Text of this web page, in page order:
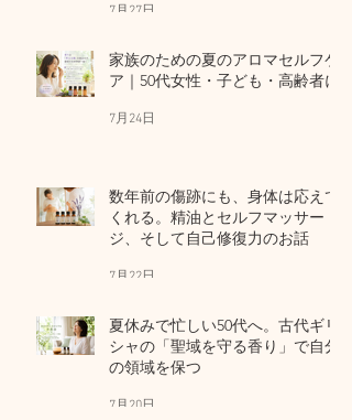
7月27日
家族のための夏のアロマセルフケ
ア｜50代女性・子ども・高齢者に
7月24日
数年前の傷跡にも、身体は応えて
くれる。精油とセルフマッサー
ジ、そして自己修復力のお話
7月22日
夏休みで忙しい50代へ。古代ギリ
シャの「聖域を守る香り」で自分
の領域を保つ
7月20日